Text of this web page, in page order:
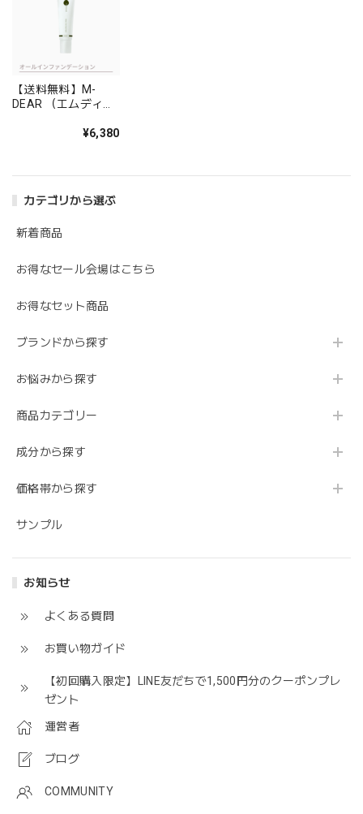
カテゴリから選ぶ
新着商品
お得なセール会場はこちら
お得なセット商品
ブランドから探す
お悩みから探す
商品カテゴリー
成分から探す
価格帯から探す
サンプル
お知らせ
よくある質問
お買い物ガイド
【初回購入限定】LINE友だちで1,500円分のクーポンプレ
ゼント
運営者
ブログ
COMMUNITY
【送料無料】M-
DEAR （エムディア
リーム（ファンデー
¥6,380